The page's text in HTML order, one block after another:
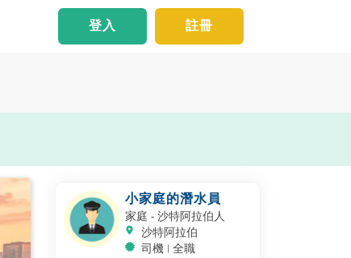
註冊
登入
小家庭的潛水員
家庭 - 沙特阿拉伯人
沙特阿拉伯
司機 | 全職